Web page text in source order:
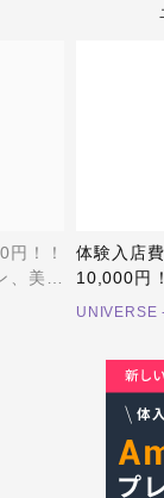
！！
美容
体験入店
10,000円
支給！！
UNIVERSE